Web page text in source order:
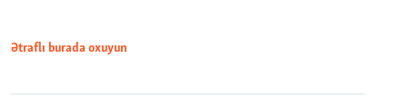
Ətraflı burada oxuyun